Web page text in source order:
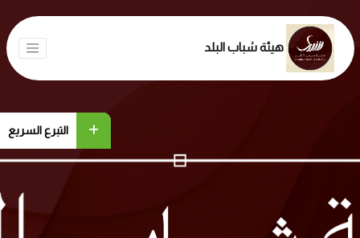
هيئة شباب البلد
التبرع السريع